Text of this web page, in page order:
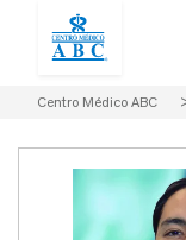
Centro Médico ABC